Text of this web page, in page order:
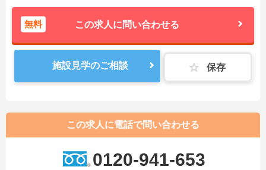
無料 この求人に問い合わせる
施設見学のご相談 保存
この求人に電話で問い合わせる
0120-941-653